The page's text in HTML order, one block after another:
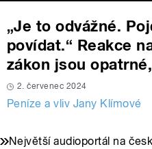
„Je to odvážné.
povídat.“ Reakce
zákon jsou
2. červenec 2024
Peníze a vliv Jany Klímové
Největší audioportál na